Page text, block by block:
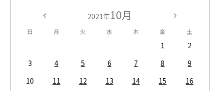
2021年10月
日 月 火 水 木 金 土
1
2
3
4 5 6 7 8
9
10
11 12 13 14 15
16